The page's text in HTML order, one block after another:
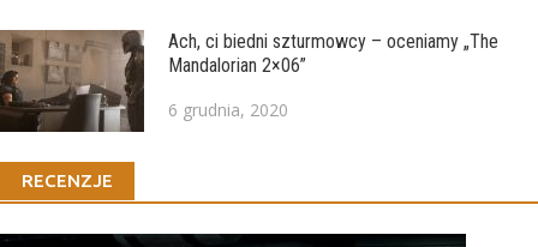
Ach, ci biedni szturmowcy – oceniamy „The
Mandalorian 2×06”
6 grudnia, 2020
RECENZJE